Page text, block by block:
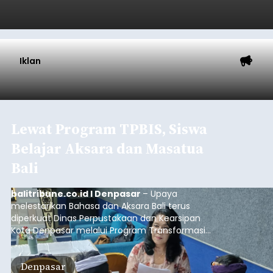
Iklan
Lewat Program TPBIS, Siswa
Belajar Aksara dan Masatua
Bali
balitribune.co.id I Denpasar – Upaya
melestarikan Bahasa dan Aksara Bali terus
diperkuat Dinas Perpustakaan dan Kearsipan
Kota Denpasar melalui Program Transformasi
Perpustakaan Berbasis Inklusi Sosial (TPBIS).
Tahun ini, sebanyak 63 siswa kelas IV dan V SD
Negeri 17 Dangin Puri mendapat pelatihan
Denpasar